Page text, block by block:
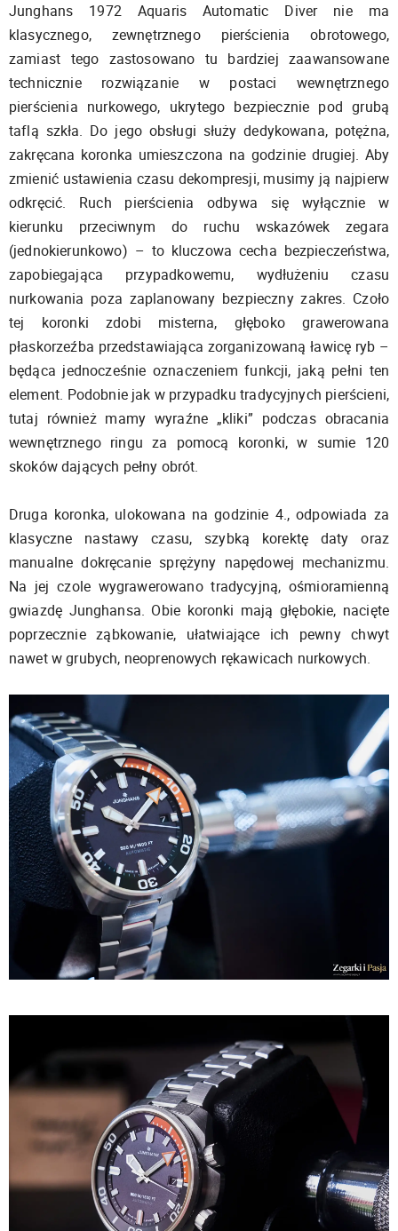
Junghans 1972 Aquaris Automatic Diver nie ma
klasycznego, zewnętrznego pierścienia obrotowego,
zamiast tego zastosowano tu bardziej zaawansowane
technicznie rozwiązanie w postaci wewnętrznego
pierścienia nurkowego, ukrytego bezpiecznie pod grubą
taflą szkła. Do jego obsługi służy dedykowana, potężna,
zakręcana koronka umieszczona na godzinie drugiej. Aby
zmienić ustawienia czasu dekompresji, musimy ją najpierw
odkręcić. Ruch pierścienia odbywa się wyłącznie w
kierunku przeciwnym do ruchu wskazówek zegara
(jednokierunkowo) – to kluczowa cecha bezpieczeństwa,
zapobiegająca przypadkowemu, wydłużeniu czasu
nurkowania poza zaplanowany bezpieczny zakres. Czoło
tej koronki zdobi misterna, głęboko grawerowana
płaskorzeźba przedstawiająca zorganizowaną ławicę ryb –
będąca jednocześnie oznaczeniem funkcji, jaką pełni ten
element. Podobnie jak w przypadku tradycyjnych pierścieni,
tutaj również mamy wyraźne „kliki” podczas obracania
wewnętrznego ringu za pomocą koronki, w sumie 120
skoków dających pełny obrót.
Druga koronka, ulokowana na godzinie 4., odpowiada za
klasyczne nastawy czasu, szybką korektę daty oraz
manualne dokręcanie sprężyny napędowej mechanizmu.
Na jej czole wygrawerowano tradycyjną, ośmioramienną
gwiazdę Junghansa. Obie koronki mają głębokie, nacięte
poprzecznie ząbkowanie, ułatwiające ich pewny chwyt
nawet w grubych, neoprenowych rękawicach nurkowych.